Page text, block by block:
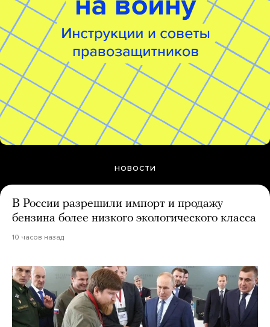
НОВОСТИ
В России разрешили импорт и продажу
бензина более низкого экологического класса
10 часов назад